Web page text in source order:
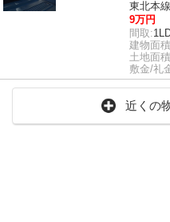
東北本
9万円
間取:
建物面
土地面
敷金/礼
近くの